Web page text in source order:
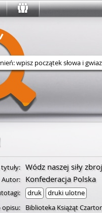
Wyszukaj w serwisie
Wódz naszej siły
Autor: Konfederacja Polska
druk
druki ulotne
opisu:
Biblioteka Książąt